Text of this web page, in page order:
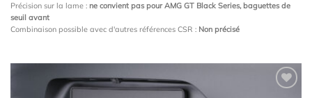
Précision sur la lame : ne convient pas pour AMG GT Black Series, baguettes de
seuil avant
Combinaison possible avec d'autres références CSR : Non précisé